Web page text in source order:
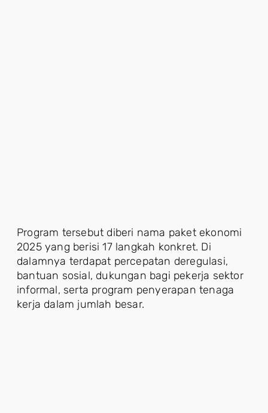
Program tersebut diberi nama paket ekonomi
2025 yang berisi 17 langkah konkret. Di
dalamnya terdapat percepatan deregulasi,
bantuan sosial, dukungan bagi pekerja sektor
informal, serta program penyerapan tenaga
kerja dalam jumlah besar.